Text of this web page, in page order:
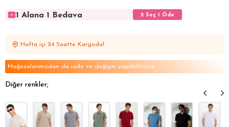
1 Alana 1 Bedava 2 Seç 1 Öde
1 Alana 1 Bedava
Hafta içi 24 Saatte Kargoda!
Mağazalarımızdan da iade ve değişim yapabilirsiniz
Diğer renkler;